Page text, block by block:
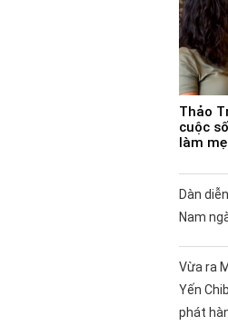
Thảo
cuộc
làm
Dàn
Nam
Vừa ra
Yến
phát